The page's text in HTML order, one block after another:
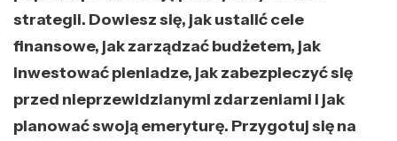
strategii. Dowiesz się, jak ustalić cele
finansowe, jak zarządzać budżetem, jak
inwestować pieniadze, jak zabezpieczyć się
przed nieprzewidzianymi zdarzeniami i jak
planować swoją emeryturę. Przygotuj się na